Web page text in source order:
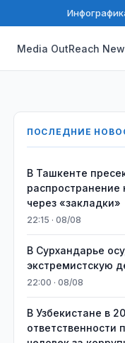
Media OutReach
ПОСЛЕДНИЕ
В Ташкенте
распространение
через «закладки»
22:15 · 08/08
В Сурхандарье
экстремистскую
22:00 · 08/08
В Узбекистане в
ответственности